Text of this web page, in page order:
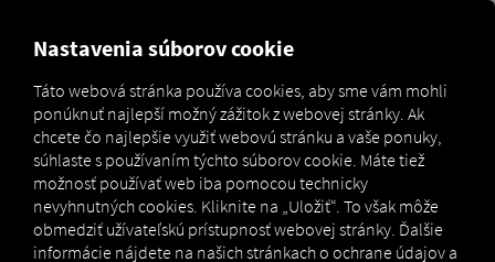
Marketplace
MAN
DigitalServices
MAN
Now
MAN TipMatic
Offroad
Nastavenia súborov cookie
Táto webová stránka používa cookies, aby sme vám mohli
ponúknuť najlepší možný zážitok z webovej stránky. Ak
chcete čo najlepšie využiť webovú stránku a vaše ponuky,
súhlaste s používaním týchto súborov cookie. Máte tiež
možnosť používať web iba pomocou technicky
nevyhnutných cookies. Kliknite na „Uložiť“. To však môže
obmedziť užívateľskú prístupnosť webovej stránky. Ďalšie
informácie nájdete na našich stránkach o ochrane údajov a